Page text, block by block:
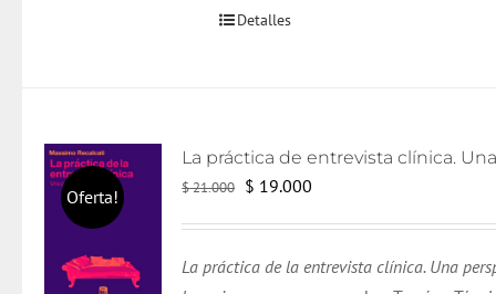
Detalles
Oferta! $21.000 El
era:
$ 19.000
es:
La práctica de la entrevista clínica. Una